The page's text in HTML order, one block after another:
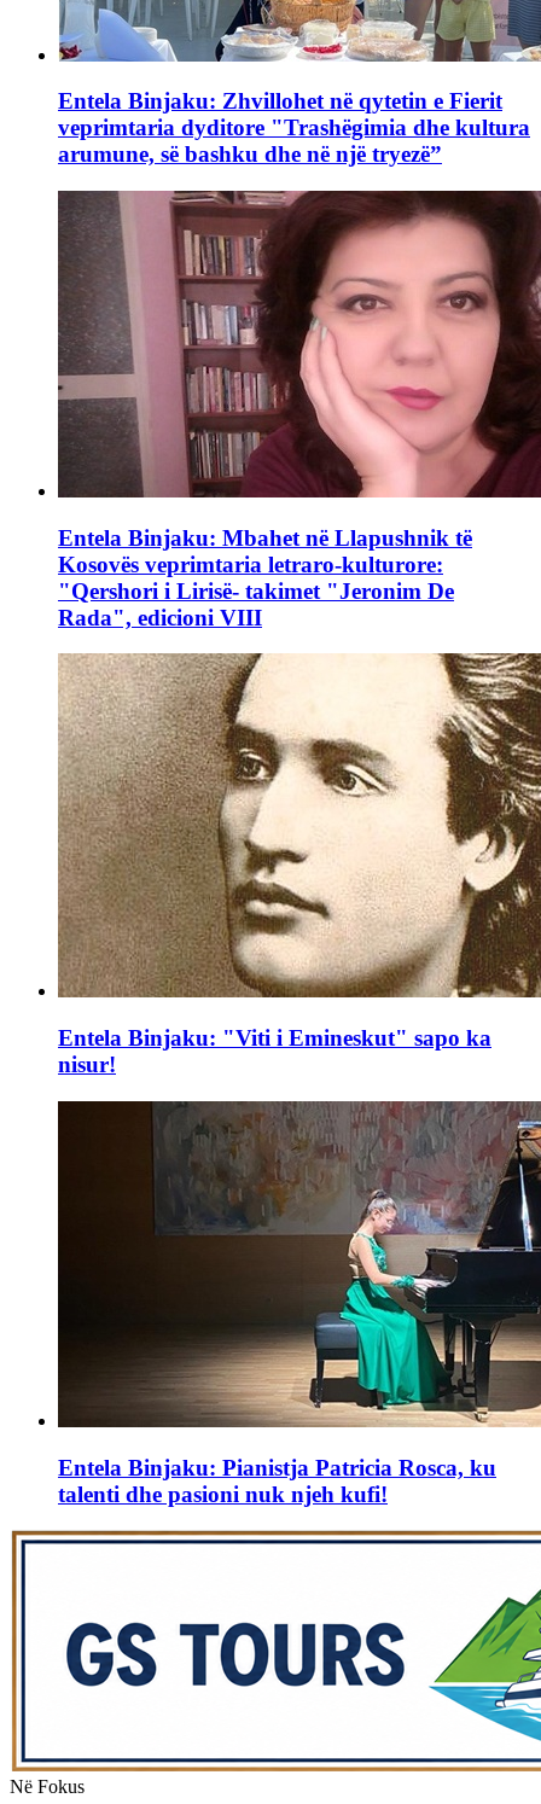
Entela Binjaku: Zhvillohet në qytetin e Fierit
veprimtaria dyditore "Trashëgimia dhe kultura
arumune, së bashku dhe në një tryezë”
Entela Binjaku: Mbahet në Llapushnik të
Kosovës veprimtaria letraro-kulturore:
"Qershori i Lirisë- takimet "Jeronim De
Rada", edicioni VIII
Entela Binjaku: "Viti i Emineskut" sapo ka
nisur!
Entela Binjaku: Pianistja Patricia Rosca, ku
talenti dhe pasioni nuk njeh kufi!
Në Fokus